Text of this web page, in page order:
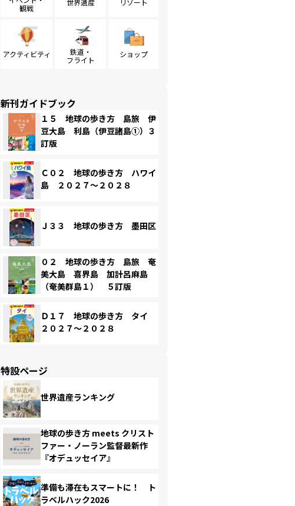
観戦
アクティビティ
鉄道・
フライト
ショップ
新刊ガイドブック
１５ 地球の歩き方 島旅 伊
豆大島 利島（伊豆諸島①）３
訂版
Ｃ０２ 地球の歩き方 ハワイ
島 ２０２７～２０２８
Ｊ３３ 地球の歩き方 墨田区
０２ 地球の歩き方 島旅 奄
美大島 喜界島 加計呂麻島
（奄美群島１） ５訂版
Ｄ１７ 地球の歩き方 タイ
２０２７～２０２８
特設ページ
世界遺産ランキング
地球の歩き方 meets クリスト
ファー・ノーラン監督最新作
『オデュッセイア』
準備も滞在もスマートに！ ト
ラベルハック2026